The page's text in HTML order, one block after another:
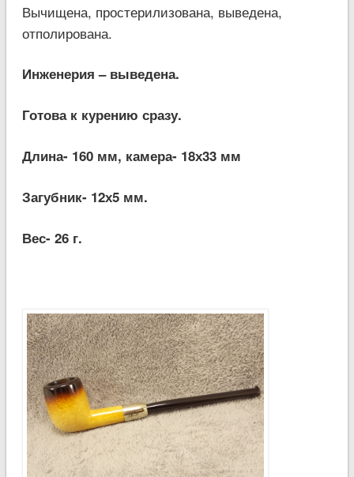
Вычищена, простерилизована, выведена,
отполирована.
Инженерия – выведена.
Готова к курению сразу.
Длина- 160 мм, камера- 18х33 мм
Загубник- 12х5 мм.
Вес- 26 г.